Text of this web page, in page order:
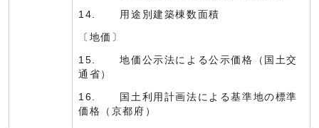
14. 用途別建築棟数面積
〔地価〕
15. 地価公示法による公示価格（国土交
通省）
16. 国土利用計画法による基準地の標準
価格（京都府）